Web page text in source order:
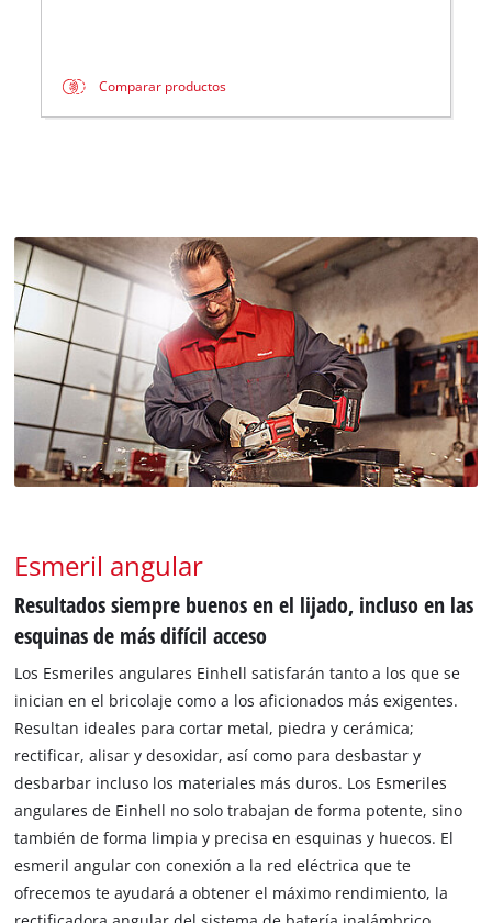
Comparar productos
Esmeril angular
Resultados siempre buenos en el lijado, incluso en las
esquinas de más difícil acceso
Los Esmeriles angulares Einhell satisfarán tanto a los que se
inician en el bricolaje como a los aficionados más exigentes.
Resultan ideales para cortar metal, piedra y cerámica;
rectificar, alisar y desoxidar, así como para desbastar y
desbarbar incluso los materiales más duros. Los Esmeriles
angulares de Einhell no solo trabajan de forma potente, sino
también de forma limpia y precisa en esquinas y huecos. El
esmeril angular con conexión a la red eléctrica que te
ofrecemos te ayudará a obtener el máximo rendimiento, la